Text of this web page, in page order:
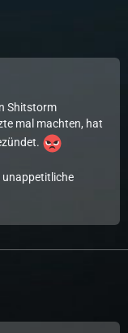
Shitstorm
mal machten, hat
unappetitliche